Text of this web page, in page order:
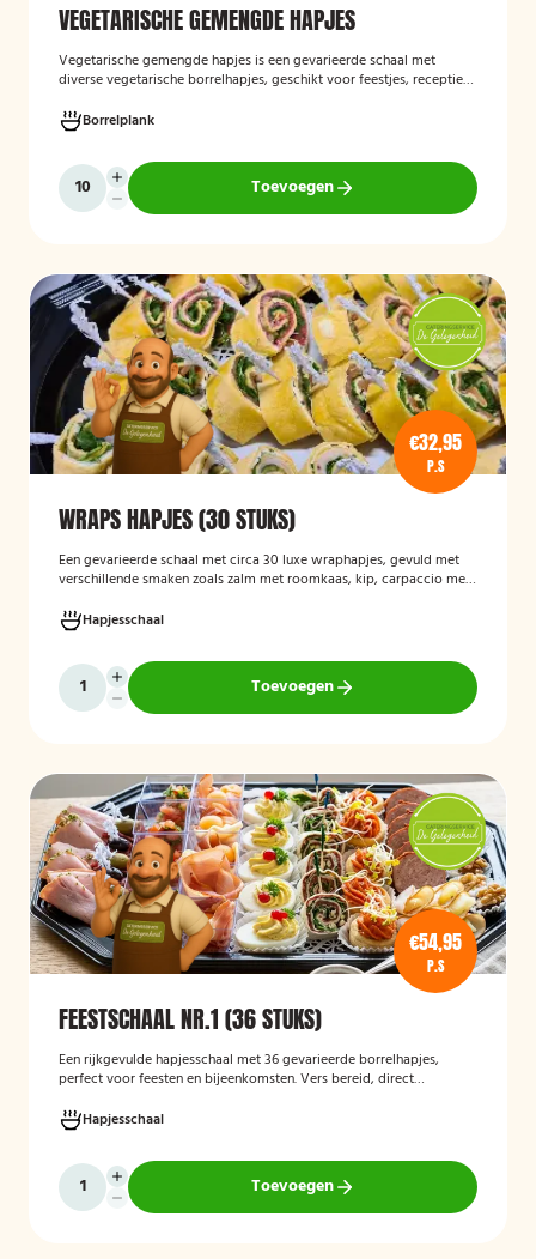
VEGETARISCHE GEMENGDE HAPJES
Vegetarische gemengde hapjes is een gevarieerde schaal met
diverse vegetarische borrelhapjes, geschikt voor feestjes, recepties
smaakvolle vegetarische snacks en biedt een afwisselend
assortiment voor gasten die geen vlees eten.
Borrelplank
Toevoegen
€32,95
P.S
WRAPS HAPJES (30 STUKS)
Een gevarieerde schaal met circa 30 luxe wraphapjes, gevuld met
verschillende smaken zoals zalm met roomkaas, kip, carpaccio met
Ideaal als borrelhapje voor feestjes, recepties of zakelijke
bijeenkomsten. De wraps zijn vers bereid en aantrekkelijk
gepresenteerd op een serveerschaal.
Hapjesschaal
Toevoegen
€54,95
P.S
FEESTSCHAAL NR.1 (36 STUKS)
Een rijkgevulde hapjesschaal met 36 gevarieerde borrelhapjes,
perfect voor feesten en bijeenkomsten. Vers bereid, direct
Hapjesschaal
Toevoegen